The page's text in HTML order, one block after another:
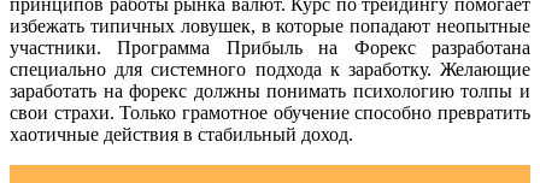
избежать типичных ловушек, в которые попадают неопытные
участники. Программа Прибыль на Форекс разработана
специально для системного подхода к заработку. Желающие
заработать на форекс должны понимать психологию толпы и
свои страхи. Только грамотное обучение способно превратить
хаотичные действия в стабильный доход.